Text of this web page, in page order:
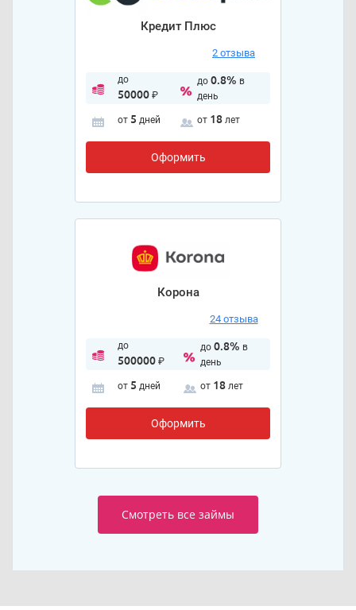
Кредит Плюс
2 отзыва
до
50000₽
до 0.8% в
день
от 5 дней от 18 лет
Оформить
Корона
24 отзыва
до
500000₽
до 0.8% в
день
от 5 дней от 18 лет
Оформить
Смотреть все займы